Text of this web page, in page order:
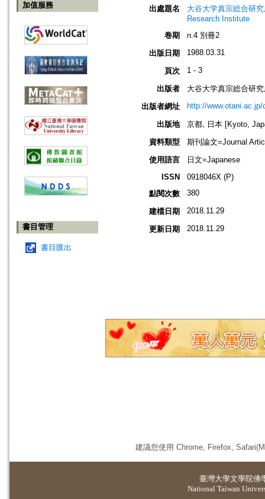
加值服務
書目管理
書目匯出
出處題名
大谷大学真宗総合研
Research Institute
卷期
n.4 別冊2
出版日期
1988.03.31
頁次 1 - 3
出版者
大谷大学真宗総合研
出版者網址
http://
出版地
京都, 日本 [Kyoto,
資料類型
期刊論文=Journal
使用語言
日文=Japanese
ISSN
0918046X (P)
點閱次數
380
建檔日期 2018.11.29
更新日期 2018.11.29
建議您使用 Chrome, Firefox,
臺灣大學文學院佛
National Taiwan